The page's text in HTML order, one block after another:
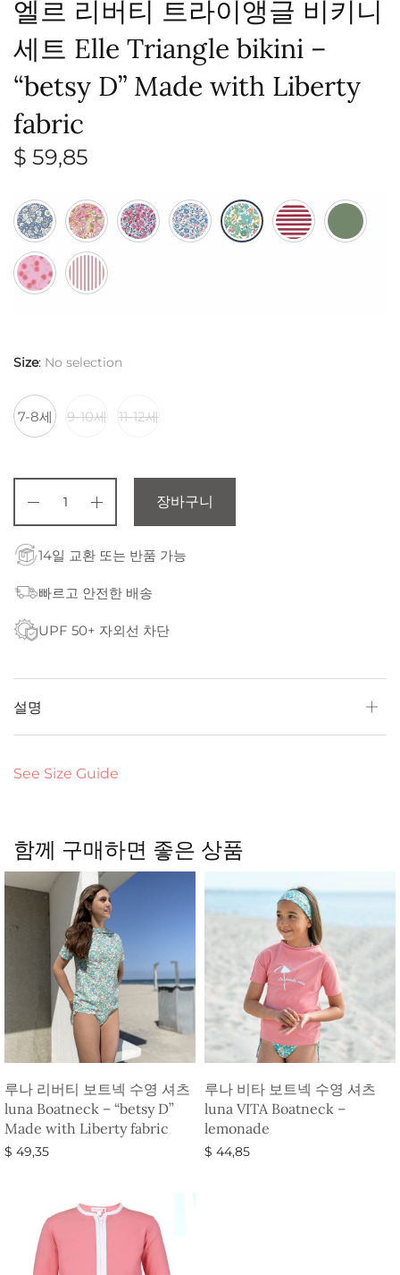
엘르 리버티 트라이앵글 비키니
세트 Elle Triangle bikini –
“betsy D” Made with Liberty
fabric
$ 59,85
Size: No selection
7-8세 9-10세 11-12세
장바구니
14일 교환 또는 반품 가능
빠르고 안전한 배송
UPF 50+ 자외선 차단
설명
See Size Guide
함께 구매하면 좋은 상품
루나 리버티 보트넥 수영 셔츠
luna Boatneck – “betsy D”
Made with Liberty fabric
$ 49,35
루나 비타 보트넥 수영 셔츠
luna VITA Boatneck –
lemonade
$ 44,85